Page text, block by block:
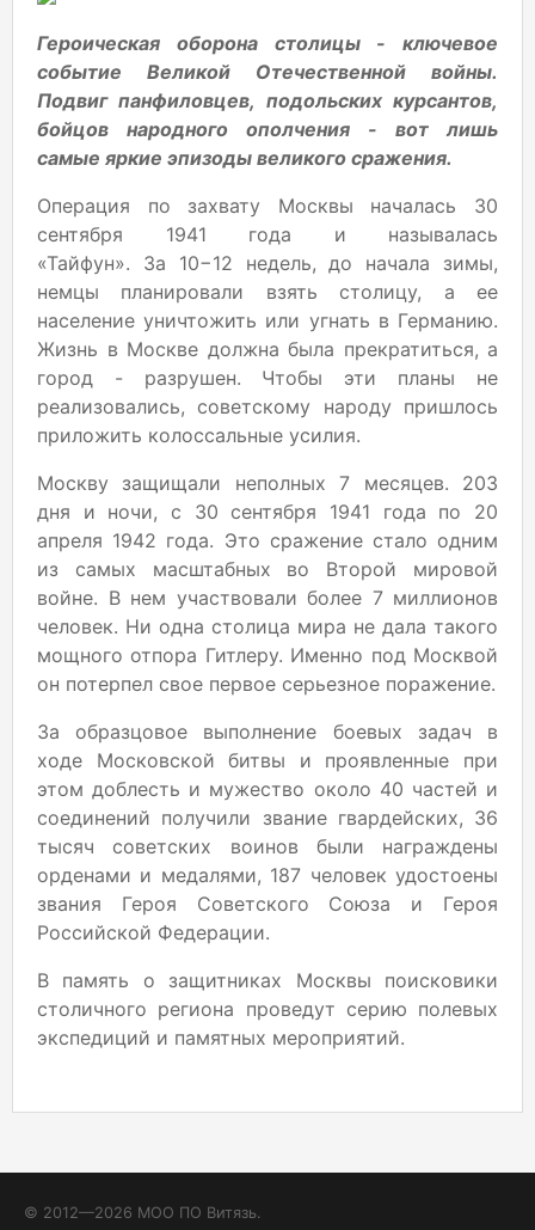
Героическая оборона столицы - ключевое
событие Великой Отечественной войны.
Подвиг панфиловцев, подольских курсантов,
бойцов народного ополчения - вот лишь
самые яркие эпизоды великого сражения.
Операция по захвату Москвы началась 30
сентября 1941 года и называлась
«Тайфун». За 10−12 недель, до начала зимы,
немцы планировали взять столицу, а ее
население уничтожить или угнать в Германию.
Жизнь в Москве должна была прекратиться, а
город - разрушен. Чтобы эти планы не
реализовались, советскому народу пришлось
приложить колоссальные усилия.
Москву защищали неполных 7 месяцев. 203
дня и ночи, с 30 сентября 1941 года по 20
апреля 1942 года. Это сражение стало одним
из самых масштабных во Второй мировой
войне. В нем участвовали более 7 миллионов
человек. Ни одна столица мира не дала такого
мощного отпора Гитлеру. Именно под Москвой
он потерпел свое первое серьезное поражение.
За образцовое выполнение боевых задач в
ходе Московской битвы и проявленные при
этом доблесть и мужество около 40 частей и
соединений получили звание гвардейских, 36
тысяч советских воинов были награждены
орденами и медалями, 187 человек удостоены
звания Героя Советского Союза и Героя
Российской Федерации.
В память о защитниках Москвы поисковики
столичного региона проведут серию полевых
экспедиций и памятных мероприятий.
© 2012—2026 МОО ПО Витязь.